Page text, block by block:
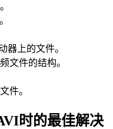
器上的文件。
文件的结构。
件。
时的最佳解决